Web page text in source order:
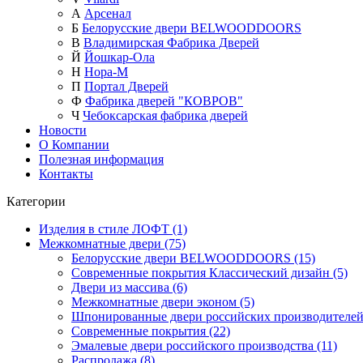
А Арсенал
Б Белорусские двери BELWOODDOORS
В Владимирская Фабрика Дверей
Й Йошкар-Ола
Н Нора-М
П Портал Дверей
Ф Фабрика дверей "КОВРОВ"
Ч Чебоксарская фабрика дверей
Новости
О Компании
Полезная информация
Контакты
Категории
Изделия в стиле ЛОФТ (1)
Межкомнатные двери (75)
Белорусские двери BELWOODDOORS (15)
Современные покрытия Классический дизайн (5)
Двери из массива (6)
Межкомнатные двери эконом (5)
Шпонированные двери российских
Современные покрытия (22)
Эмалевые двери российского производства (11)
Распродажа (8)